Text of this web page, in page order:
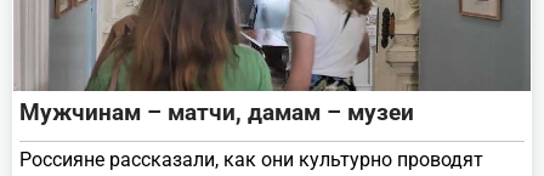
Мужчинам – матчи, дамам – музеи
Россияне рассказали, как они культурно проводят